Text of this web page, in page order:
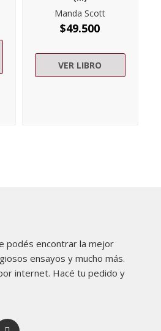
Manda Scott
$49.500
VER LIBRO
podés encontrar la mejor
ensayos y mucho más.
internet. Hacé tu pedido y